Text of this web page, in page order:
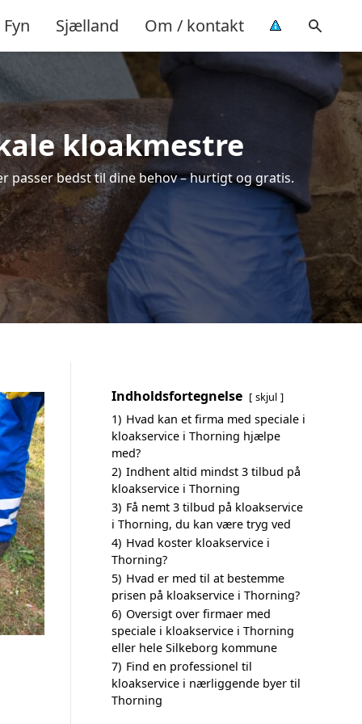
Fyn Sjælland Om / kontakt
kloakmestre
passer bedst til dine behov – hurtigt og gratis.
Indholdsfortegnelse skjul
1) Hvad kan et firma med speciale i
kloakservice i Thorning hjælpe
med?
2) Indhent altid mindst 3 tilbud på
kloakservice i Thorning
3) Få nemt 3 tilbud på kloakservice
i Thorning, du kan være tryg ved
4) Hvad koster kloakservice i
Thorning?
5) Hvad er med til at bestemme
prisen på kloakservice i Thorning?
6) Oversigt over firmaer med
speciale i kloakservice i Thorning
eller hele Silkeborg kommune
7) Find en professionel til
kloakservice i nærliggende byer til
Thorning